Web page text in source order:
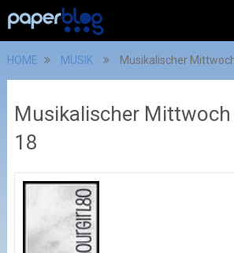
HOME MUSIK Musikalischer
Musikalischer
18